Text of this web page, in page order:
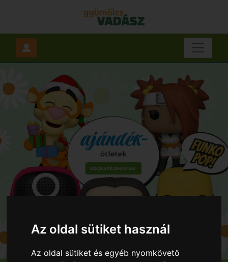
Az oldal sütiket használ
Az oldal sütiket és egyéb nyomkövető